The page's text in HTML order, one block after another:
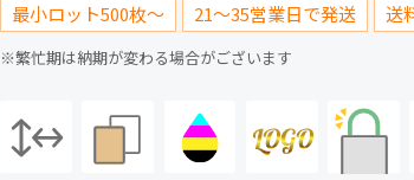
最小ロット500枚～ 21～35営業日で発送 送
※繁忙期は納期が変わる場合がございます